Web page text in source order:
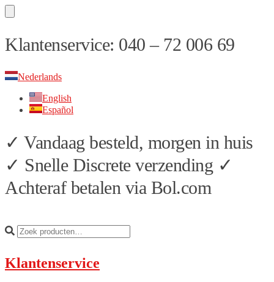
Skip
to
Skip
to
Klantenservice: 040 – 72 006 69
Nederlands
English
Español
✓ Vandaag besteld, morgen in huis
✓ Snelle Discrete verzending ✓
Achteraf betalen via Bol.com
Klantenservice